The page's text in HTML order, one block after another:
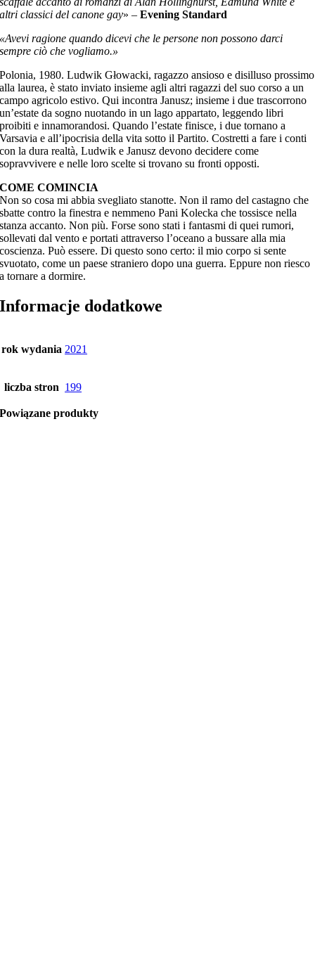
altri classici del canone gay» –Evening Standard
«Avevi ragione quando dicevi che le persone non possono darci
sempre ciò che vogliamo.»
Polonia, 1980. Ludwik Głowacki, ragazzo ansioso e disilluso prossimo
alla laurea, è stato inviato insieme agli altri ragazzi del suo corso a un
campo agricolo estivo. Qui incontra Janusz; insieme i due trascorrono
un’estate da sogno nuotando in un lago appartato, leggendo libri
proibiti e innamorandosi. Quando l’estate finisce, i due tornano a
Varsavia e all’ipocrisia della vita sotto il Partito. Costretti a fare i conti
con la dura realtà, Ludwik e Janusz devono decidere come
sopravvivere e nelle loro scelte si trovano su fronti opposti.
COME COMINCIA
Non so cosa mi abbia svegliato stanotte. Non il ramo del castagno che
sbatte contro la finestra e nemmeno Pani Kolecka che tossisce nella
stanza accanto. Non più. Forse sono stati i fantasmi di quei rumori,
sollevati dal vento e portati attraverso l’oceano a bussare alla mia
coscienza. Può essere. Di questo sono certo: il mio corpo si sente
svuotato, come un paese straniero dopo una guerra. Eppure non riesco
a tornare a dormire.
Informacje dodatkowe
rok wydania 2021
liczba stron 199
Powiązane produkty